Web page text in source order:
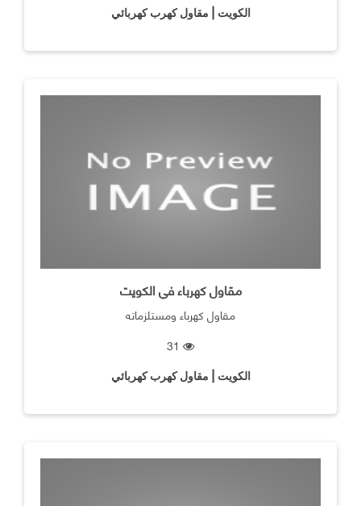
الكويت | مقاول كهرب كهربائي
مقاول كهرباء في الكويت
مقاول كهرباء ومستلزماته
الكويت | مقاول كهرب كهربائي